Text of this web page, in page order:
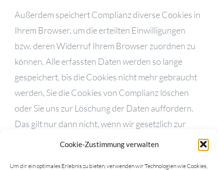
Cookie-Zustimmung verwalten
Um dir ein optimales Erlebnis zu bieten, verwenden wir Technologien wie Cookies,
Außerdem speichert Complianz diverse Cookies in
Ihrem Browser, um die erteilten Einwilligungen
bzw. deren Widerruf Ihrem Browser zuordnen zu
können. Alle erfassten Daten werden so lange
gespeichert, bis die Cookies nicht mehr gebraucht
werden, Sie die Cookies von Complianz löschen
oder Sie uns zur Löschung der Daten auffordern.
Das gilt nur dann nicht, wenn wir gesetzlich zur
Aufbewahrung der Daten verpflichtet sind. Eine